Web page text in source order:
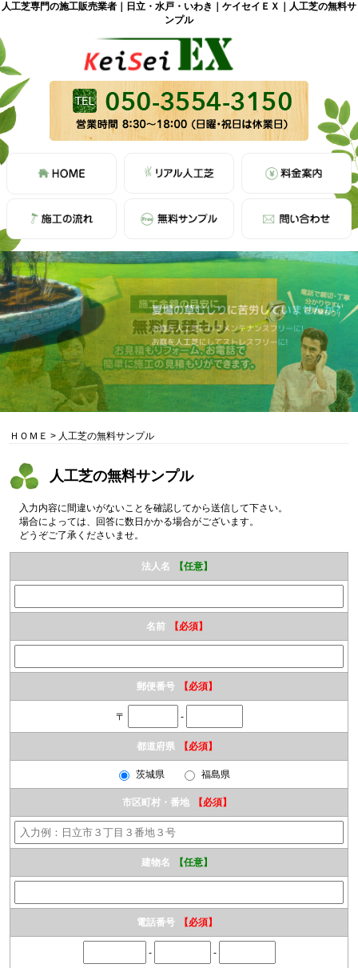
人工芝専門の施工販売業者｜日立・水戸・いわき｜ケイセイＥＸ｜人工芝の無料サ
ンプル
ＨＯＭＥ > 人工芝の無料サンプル
人工芝の無料サンプル
入力内容に間違いがないことを確認してから送信して下さい。
場合によっては、回答に数日かかる場合がございます。
どうぞご了承くださいませ。
法人名 【任意】
名前 【必須】
郵便番号 【必須】
〒 -
都道府県 【必須】
茨城県 福島県
市区町村・番地 【必須】
建物名 【任意】
電話番号 【必須】
- -